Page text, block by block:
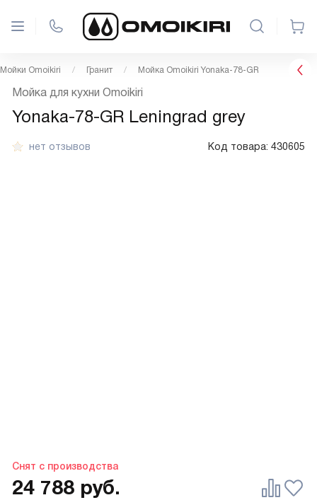
Мойки Omoikiri Гранит Мойка Omoikiri Yonaka-78-GR
нет отзывов Код товара: 430605
Снят с производства
Мойка для кухни Omoikiri
Yonaka-78-GR Leningrad grey
24 788 руб.